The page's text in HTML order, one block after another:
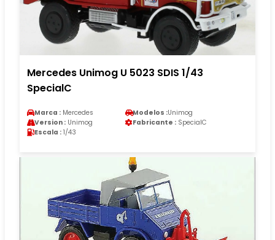
Mercedes Unimog U 5023 SDIS 1/43
SpecialC
Marca : Mercedes Modelos :Unimog
Version : Unimog Fabricante : SpecialC
Escala : 1/43